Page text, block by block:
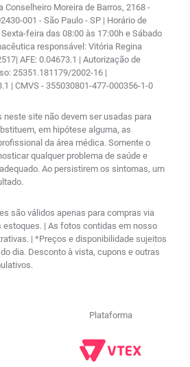
Conselheiro Moreira de Barros, 2168 -
001 - São Paulo - SP | Horário de
feira das 08:00 às 17:00h e Sábado
responsável: Vitória Regina
AFE: 0.04673.1 | Autorização de
25351.181179/2002-16 |
| CMVS - 355030801-477-000356-1-0
site não devem ser usadas para
em hipótese alguma, as
da área médica. Somente o
qualquer problema de saúde e
Ao persistirem os sintomas, um
são válidos apenas para compras via
estoques. | As fotos contidas em nosso
| *Preços e disponibilidade sujeitos
dia. Desconto à vista, cupons e outras
Plataforma